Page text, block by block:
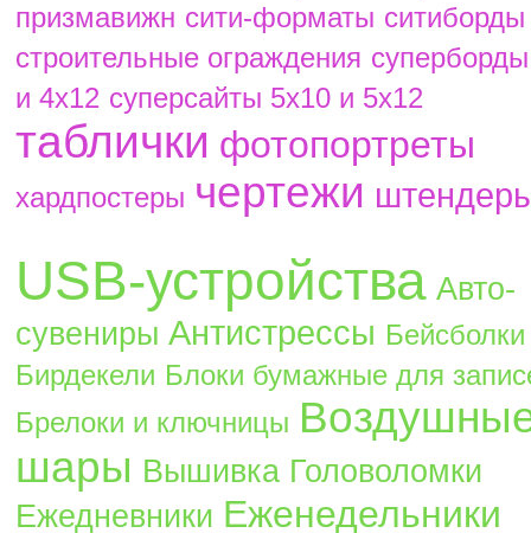
призмавижн сити-форматы ситиборды
строительные ограждения
и 4х12 суперсайты 5х10 и 5х12
таблички фотопортреты
хардпостеры чертежи
USB-устройства Авто-
сувениры Антистрессы Бейсболки
Бирдекели Блоки бумажные для
Брелоки и ключницы
шары Вышивка Головоломки
Ежедневники Еженедельники